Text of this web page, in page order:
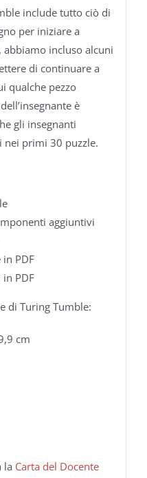
include tutto ciò di
per iniziare a
incluso alcuni
di continuare a
qualche pezzo
è
gli insegnanti
nei primi 30 puzzle.
aggiuntivi
in PDF
PDF
di Turing Tumble:
cm
la Carta del Docente